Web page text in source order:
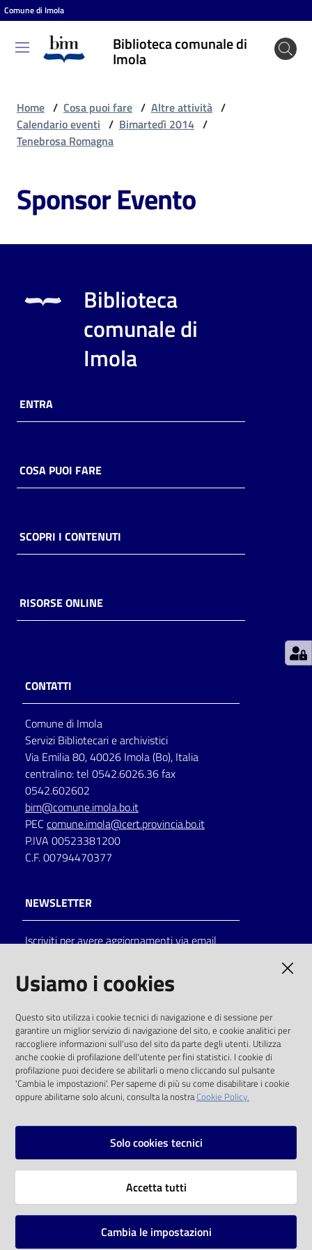
Vai al contenuto
Vai alla navigazione
Vai al footer
Comune di Imola
Biblioteca comunale di
Imola
Biblioteca
comunale
Cosa
fare
Scopri
online
Piani
Decentrate
Seguici
su
on line
Eventi
Chiedi al
bibliotecario
Avvisi
Home / Cosa puoi fare / Altre attività /
Calendario eventi / Bimartedì 2014 /
Tenebrosa Romagna
Sponsor Evento
Biblioteca
comunale di
Imola
ENTRA
COSA PUOI FARE
SCOPRI I CONTENUTI
RISORSE ONLINE
CONTATTI
Comune di Imola
Servizi Bibliotecari e archivistici
Via Emilia 80, 40026 Imola (Bo), Italia
centralino: tel 0542.6026.36 fax
0542.602602
bim@comune.imola.bo.it
PEC comune.imola@cert.provincia.bo.it
P.IVA 00523381200
C.F. 00794470377
NEWSLETTER
Iscriviti per avere aggiornamenti via email
solo alle condizioni previste dalla direttiva
comunitaria 2003/98/CE e dal d.lgs. 36/2006
SOCIAL
Instagram
Vai alla pagina
Usiamo i cookies
Questo sito utilizza i cookie tecnici di navigazione e di sessione per
garantire un miglior servizio di navigazione del sito, e cookie analitici per
raccogliere informazioni sull'uso del sito da parte degli utenti. Utilizza
anche cookie di profilazione dell'utente per fini statistici. I cookie di
profilazione puoi decidere se abilitarli o meno cliccando sul pulsante
'Cambia le impostazioni'. Per saperne di più su come disabilitare i cookie
oppure abilitarne solo alcuni, consulta la nostraCookie Policy.
Solo cookies tecnici
Accetta tutti
Cambia le impostazioni